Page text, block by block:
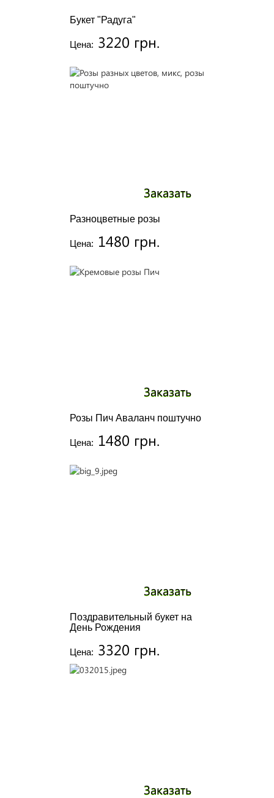
Букет "Радуга"
Цена: 3220 грн.
Разноцветные розы
Цена: 1480 грн.
Заказать
Розы Пич Аваланч поштучно
Цена: 1480 грн.
Заказать
Поздравительный букет на
День Рождения
Цена: 3320 грн.
Заказать
Заказать